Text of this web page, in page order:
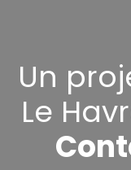
Un
Le